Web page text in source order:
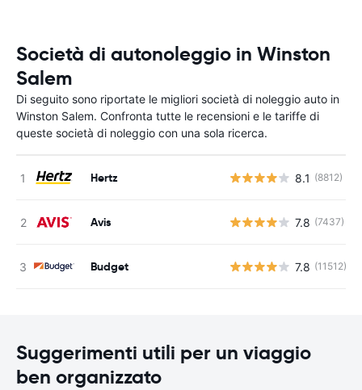
Società di autonoleggio in Winston
Salem
Di seguito sono riportate le migliori società di noleggio auto in
Winston Salem. Confronta tutte le recensioni e le tariffe di
queste società di noleggio con una sola ricerca.
Hertz 8.1 (8812)
Avis 7.8 (7437)
Budget 7.8 (11512)
Suggerimenti utili per un viaggio
ben organizzato